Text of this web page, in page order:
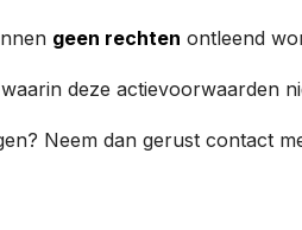
geen rechten ontleend
deze actievoorwaarden
Neem dan gerust contact